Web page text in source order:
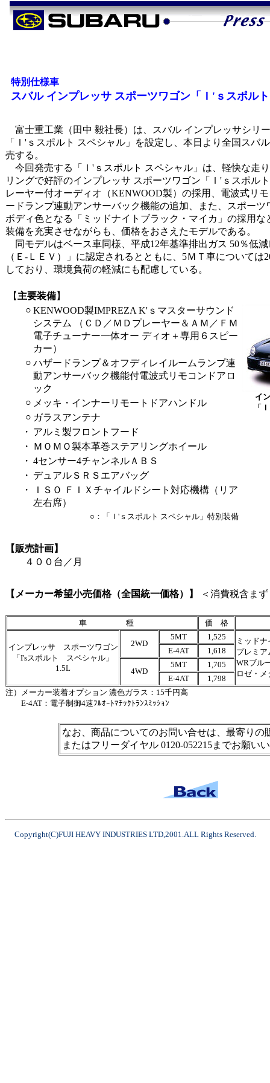
特別仕様車
スバル インプレッサ スポーツワゴン「Ｉ'ｓスポル
富士重工業（田中 毅社長）は、スバル インプレッサシリ
「Ｉ'ｓスポルト スペシャル」を設定し、本日より全国スバ
売する。
今回発売する「Ｉ'ｓスポルト スペシャル」は、軽快な走
リングで好評のインプレッサ スポーツワゴン「Ｉ'ｓスポル
レーヤー付オーディオ（KENWOOD製）の採用、電波式リ
ードランプ連動アンサーバック機能の追加、また、スポー
ボディ色となる「ミッドナイトブラック・マイカ」の採用
装備を充実させながらも、価格をおさえたモデルである。
同モデルはベース車同様、平成12年基準排出ガス 50％低
（Ｅ-ＬＥＶ）」に認定されるとともに、5ＭＴ車については
しており、環境負荷の軽減にも配慮している。
【 主要装備】
○ KENWOOD製IMPREZA K'ｓマスターサウンド
システム （ＣＤ／ＭＤプレーヤー＆ＡＭ／ＦＭ
電子チューナー一体オー ディオ＋専用６スピー
カー）
イ
「
○ ハザードランプ＆オフディレイルームランプ連
動アンサーバック機能付電波式リモコンドアロ
ック
○ メッキ・インナーリモートドアハンドル
○ ガラスアンテナ
・ アルミ製フロントフード
・
ＭＯＭＯ製本革巻ステアリングホイール
・ 4センサー4チャンネルＡＢＳ
・ デュアルＳＲＳエアバッグ
・
ＩＳＯ ＦＩＸチャイルドシート対応機構（リア
左右席）
○：「Ｉ'ｓスポルト スペシャル」特別装備
【販売計画】
４００台／月
【メーカー希望小売価格（全国統一価格）】 ＜消費税含ま
車 種 価 格
インプレッサ スポーツワゴン
「I'sスポルト スペシャル」
1.5L
2WD
5MT 1,525
ミッド
プレミ
WRブル
ロゼ・
E-4AT 1,618
4WD
5MT
1,705
E-4AT
1,798
注）
メーカー装着オプション 濃色ガラス：15千円高
E-4AT：電子制御4速ﾌﾙｵｰﾄﾏﾁｯｸﾄﾗﾝｽﾐｯｼｮﾝ
なお、商品についてのお問い合せは、最寄りの
またはフリーダイヤル 0120-052215までお願い
Copyright(C)FUJI HEAVY INDUSTRIES LTD,2001.ALL Rights Reserved.